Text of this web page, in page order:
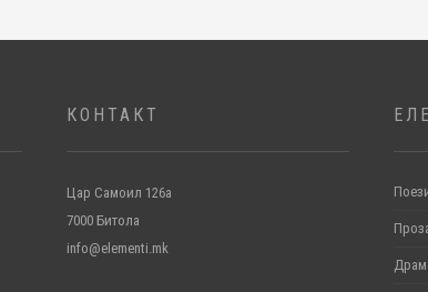
КОНТАКТ
Цар Самоил 126а
7000 Битола
info@elementi.mk